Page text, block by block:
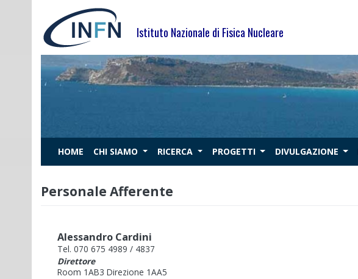
Istituto Nazionale di Fisica Nucleare
HOME CHI SIAMO RICERCA PROGETTI DIVULGAZIONE
Personale Afferente
Alessandro Cardini
Tel. 070 675 4989 / 4837
Direttore
Room 1AB3 Direzione 1AA5